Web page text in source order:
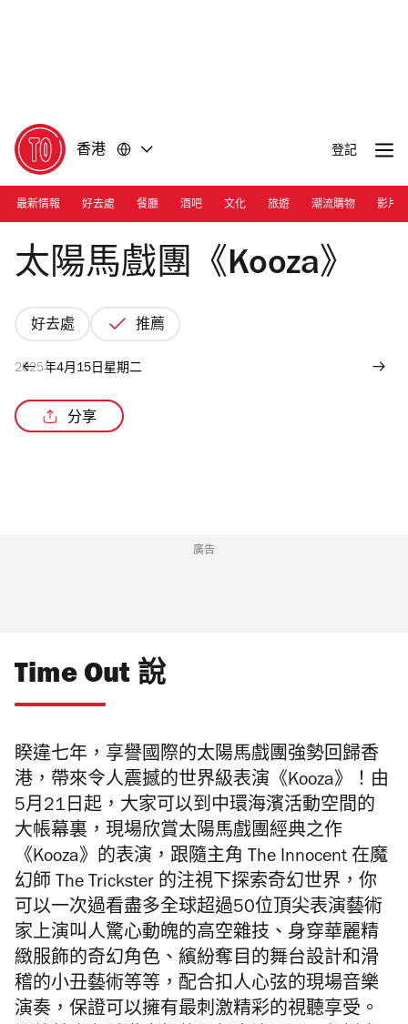
香港 登記
最新情報 好去處 餐廳 酒吧 文化 旅遊 潮流購物 影片
Photograph: Courtesy Cirque du Soleil
太陽馬戲團《Kooza》
好去處 推薦
2025年4月15日星期二
分享
廣告
Time Out 說
睽違七年，享譽國際的太陽馬戲團強勢回歸香
港，帶來令人震撼的世界級表演 《Kooza》
！由
5月21日起 ，大家可以到中環海濱活動空間的
大帳幕裏， 現場欣賞太陽馬戲團經典之作
《Kooza》的表演，跟隨主角 The Innocent 在魔
幻師 The Trickster 的注視下探索奇幻世界，你
可以一次過看盡多全球超過50位頂尖表演藝術
家上演叫人驚心動魄的高空雜技、身穿華麗精
緻服飾的奇幻角色、繽紛奪目的舞台設計和滑
稽的小丑藝術等等，配合扣人心弦的現場音樂
演奏，保證可以擁有最刺激精彩的視聽享受。